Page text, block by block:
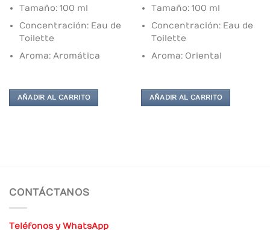
Tamaño: 100 ml
Concentración: Eau de
Toilette
Aroma: Aromática
AÑADIR AL CARRITO
Tamaño: 100 ml
Concentración: Eau de
Toilette
Aroma: Oriental
AÑADIR AL CARRITO
CONTÁCTANOS
Teléfonos y WhatsApp